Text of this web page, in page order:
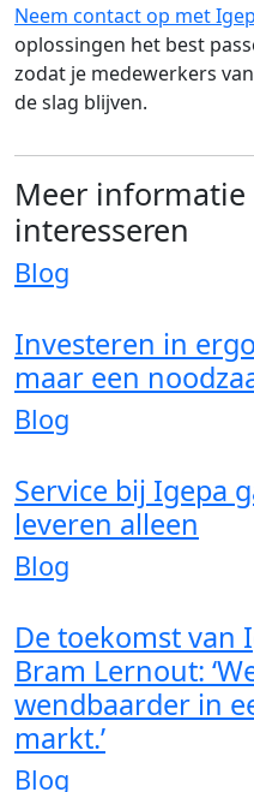
Neem contact op met
oplossingen het best
zodat je medewerkers
de slag blijven.
Meer
interesseren
Blog
Investeren in
maar een
Blog
Service bij Igepa
leveren alleen
Blog
De toekomst van
Bram Lernout:
wendbaarder in
markt.’
Blog